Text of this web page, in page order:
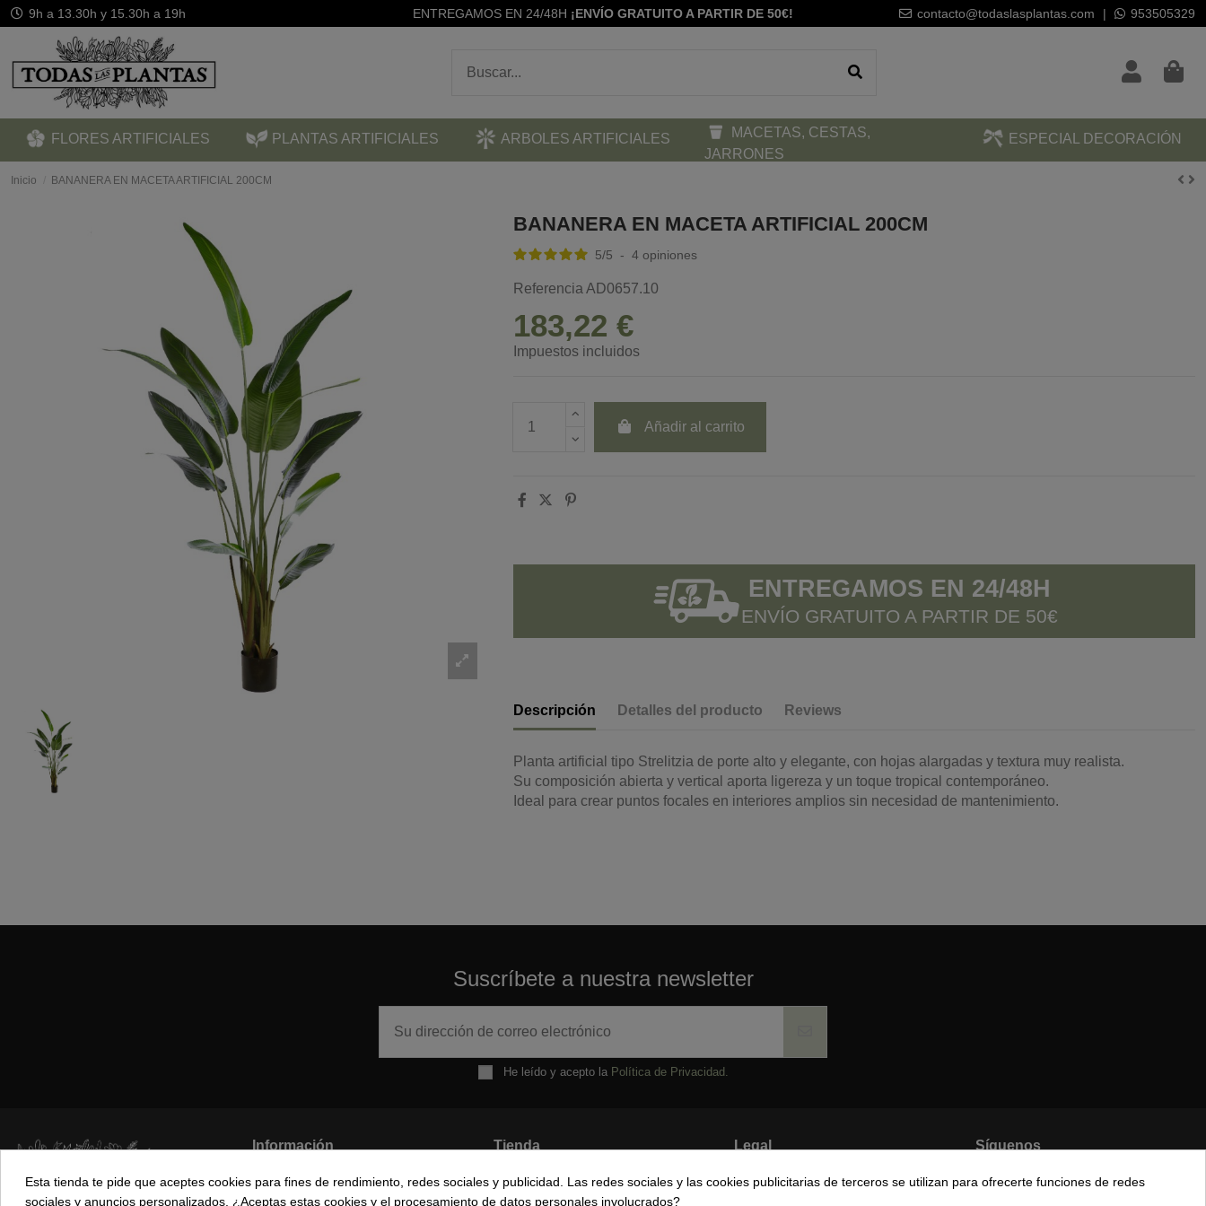
9h a 13.30h y 15.30h a 19h ENTREGAMOS EN 24/48H ¡ENVÍO GRATUITO A PARTIR DE 50€! contacto@todaslasplantas.com | 953505329
FLORES ARTIFICIALES PLANTAS ARTIFICIALES ARBOLES ARTIFICIALES
MACETAS, CESTAS,
JARRONES
ESPECIAL DECORACIÓN
Inicio BANANERA EN MACETA ARTIFICIAL 200CM
BANANERA EN MACETA ARTIFICIAL 200CM
5/5 - 4 opiniones
Referencia AD0657.10
183,22 €
Impuestos incluidos
Añadir al carrito
ENTREGAMOS EN 24/48H
ENVÍO GRATUITO A PARTIR DE 50€
Descripción Detalles del producto Reviews
Planta artificial tipo Strelitzia de porte alto y elegante, con hojas alargadas y textura muy realista.
Su composición abierta y vertical aporta ligereza y un toque tropical contemporáneo.
Ideal para crear puntos focales en interiores amplios sin necesidad de mantenimiento.
5estrellas
4estrellas
estrellas
1 estrella
Suscríbete a nuestra newsletter
He leído y acepto la Política de Privacidad.
Síguenos
Información
Los más vendidos
Tienda
Mi cuenta
Legal
Política de privacidad
Esta tienda te pide que aceptes cookies para fines de rendimiento, redes sociales y publicidad. Las redes sociales y las cookies publicitarias de terceros se utilizan para ofrecerte funciones de redes
sociales y anuncios personalizados. ¿Aceptas estas cookies y el procesamiento de datos personales involucrados?